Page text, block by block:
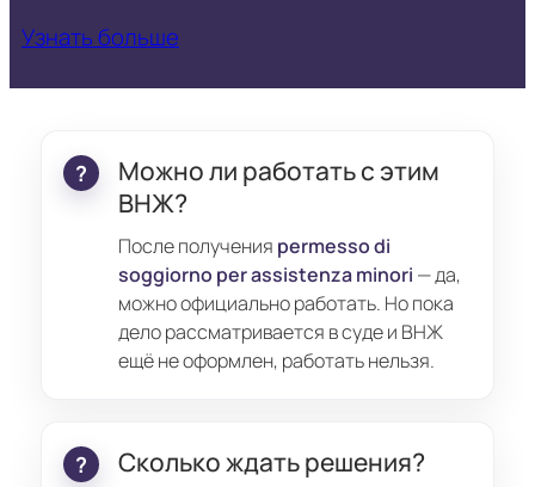
Узнать больше
Можно ли работать с этим
ВНЖ?
После получения permesso di
soggiorno per assistenza minori — да,
можно официально работать. Но пока
дело рассматривается в суде и ВНЖ
ещё не оформлен, работать нельзя.
Сколько ждать решения?